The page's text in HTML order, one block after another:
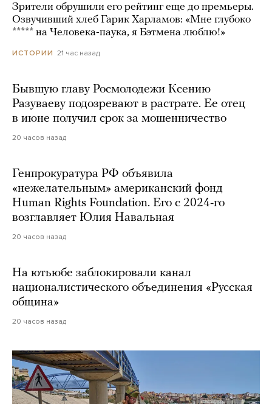
Зрители обрушили его рейтинг еще до премьеры.
Озвучивший хлеб Гарик Харламов: «Мне глубоко
***** на Человека-паука, я Бэтмена люблю!»
ИСТОРИИ 21 час назад
Бывшую главу Росмолодежи Ксению
Разуваеву подозревают в растрате. Ее отец
в июне получил срок за мошенничество
20 часов назад
Генпрокуратура РФ объявила
«нежелательным» американский фонд
Human Rights Foundation. Его с 2024-го
возглавляет Юлия Навальная
20 часов назад
На ютьюбе заблокировали канал
националистического объединения «Русская
община»
20 часов назад